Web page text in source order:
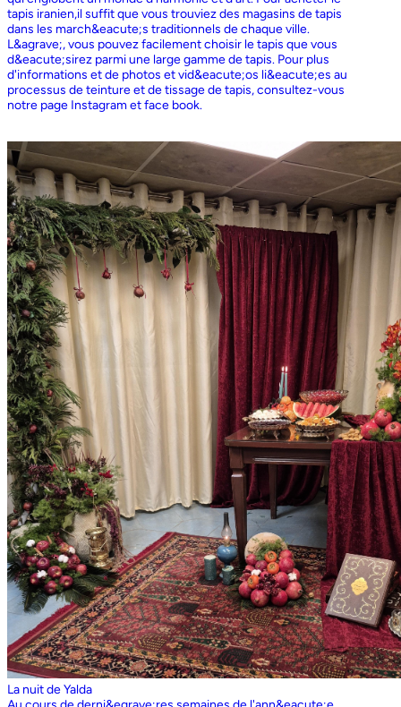
tapis iranien,il suffit que vous trouviez des magasins de tapis
dans les march&eacute;s traditionnels de chaque ville.
L&agrave;, vous pouvez facilement choisir le tapis que vous
d&eacute;sirez parmi une large gamme de tapis. Pour plus
d'informations et de photos et vid&eacute;os li&eacute;es au
processus de teinture et de tissage de tapis, consultez-vous
notre page Instagram et face book.
La nuit de Yalda